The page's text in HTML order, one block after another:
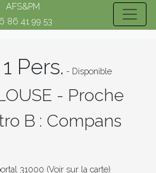
AFS&PM
86 41 99 53
Pers. - Disponible
- Proche
B : Compans
31000 (Voir sur la carte)